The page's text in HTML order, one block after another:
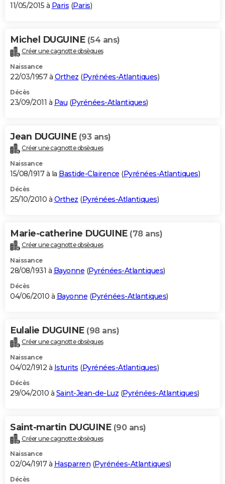
11/05/2015 à Paris (Paris)
Michel DUGUINE (54 ans)
Créer une cagnotte obsèques
Naissance
22/03/1957 à Orthez (Pyrénées-Atlantiques)
Décès
23/09/2011 à Pau (Pyrénées-Atlantiques)
Jean DUGUINE (93 ans)
Créer une cagnotte obsèques
Naissance
15/08/1917 à la Bastide-Clairence (Pyrénées-Atlantiques)
Décès
25/10/2010 à Orthez (Pyrénées-Atlantiques)
Marie-catherine DUGUINE (78 ans)
Créer une cagnotte obsèques
Naissance
28/08/1931 à Bayonne (Pyrénées-Atlantiques)
Décès
04/06/2010 à Bayonne (Pyrénées-Atlantiques)
Eulalie DUGUINE (98 ans)
Créer une cagnotte obsèques
Naissance
04/02/1912 à Isturits (Pyrénées-Atlantiques)
Décès
29/04/2010 à Saint-Jean-de-Luz (Pyrénées-Atlantiques)
Saint-martin DUGUINE (90 ans)
Créer une cagnotte obsèques
Naissance
02/04/1917 à Hasparren (Pyrénées-Atlantiques)
Décès